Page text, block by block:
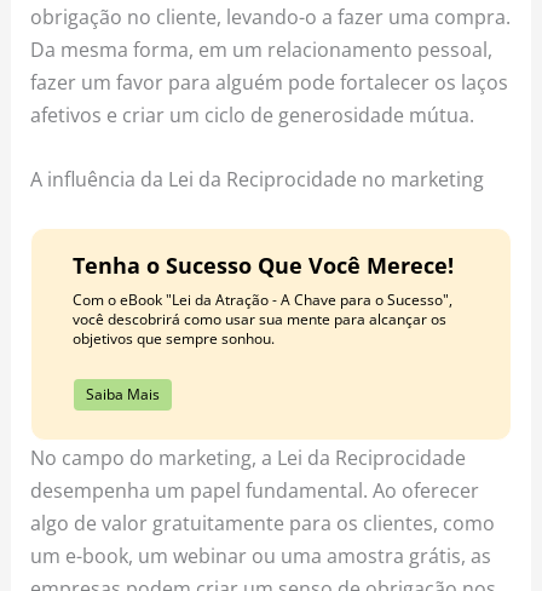
obrigação no cliente, levando-o a fazer uma compra.
Da mesma forma, em um relacionamento pessoal,
fazer um favor para alguém pode fortalecer os laços
afetivos e criar um ciclo de generosidade mútua.
A influência da Lei da Reciprocidade no marketing
Tenha o Sucesso Que Você Merece!
Com o eBook "Lei da Atração - A Chave para o Sucesso",
você descobrirá como usar sua mente para alcançar os
objetivos que sempre sonhou.
Saiba Mais
No campo do marketing, a Lei da Reciprocidade
desempenha um papel fundamental. Ao oferecer
algo de valor gratuitamente para os clientes, como
um e-book, um webinar ou uma amostra grátis, as